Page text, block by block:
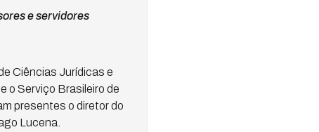
e servidores
Ciências Jurídicas e
o Serviço Brasileiro de
presentes o diretor do
Lucena.